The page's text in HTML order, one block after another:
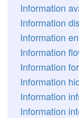
Information
Information
Information
Information
Information
Information
Information
Information